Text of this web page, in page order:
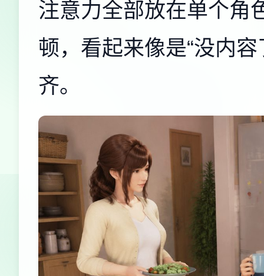
注意力全部放在单个角
顿，看起来像是“没内
齐。